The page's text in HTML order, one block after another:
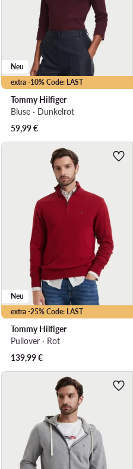
extra -10% Code: LAST
Neu
Tommy Hilfiger
Bluse · Dunkelrot
59,99€
extra -25% Code: LAST
Neu
Tommy Hilfiger
Pullover · Rot
139,99€